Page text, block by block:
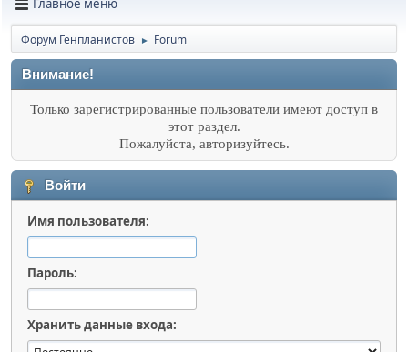
Главное меню
Форум Генпланистов ► Forum
Внимание!
Только зарегистрированные пользователи имеют доступ в
этот раздел.
Пожалуйста, авторизуйтесь.
Войти
Имя пользователя:
Пароль:
Хранить данные входа: